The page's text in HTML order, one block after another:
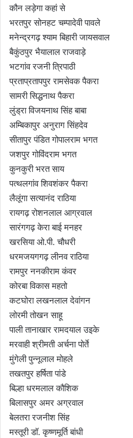
कौन लड़ेगा कहां से
भरतपुर सोनहट चम्पादेवी पावले
मनेन्द्रगढ़ श्याम बिहारी जायसवाल
बैकुंठपुर भैयालाल राजवाड़े
भटगांव रजनी त्रिपाठी
प्रताप्रतापपुर रामसेवक पैकरा
सामरी सिद्धनाथ पैकरा
लुंड्रा विजयनाथ सिंह बाबा
अम्बिकापुर अनुराग सिंहदेव
सीतापुर पंडित गोपालराम भगत
जशपुर गोविंदराम भगत
कुनकुरी भरत साय
पत्थलगांव शिवशंकर पैकरा
लैलूंगा सत्यानंद राठिया
रायगढ़ रोशनलाल आग्रवाल
सारंगगढ़ केरा बाई मनहर
खरसिया ओ.पी. चौधरी
धरमजयगगढ़ लीनव राठिया
रामपुर ननकीराम कंवर
कोरबा विकास महतो
कटघोरा लखनलाल देवांगन
लोरमी तोखन साहू
पाली तानाखार रामदयाल उइके
मरवाही श्रीमती अर्चना पोर्ते
मुंगेली पुन्नूलाल मोहले
तखतपुर हर्षिता पांडे
बिल्हा धरमलाल कौशिक
बिलासपुर अमर अग्रवाल
बेलतरा रजनीश सिंह
मस्तूरी डॉ. कृष्णमूर्ति बांधी